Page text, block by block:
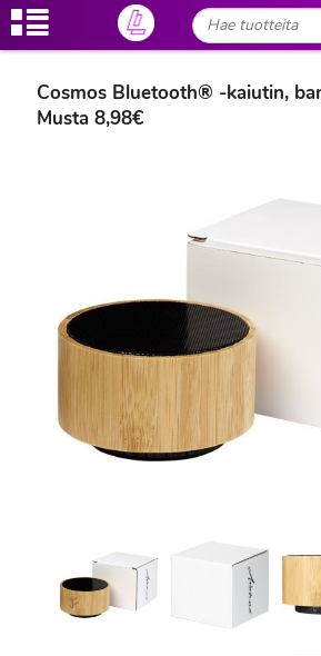
Cosmos Bluetooth® -kaiutin,
Musta 8,98€